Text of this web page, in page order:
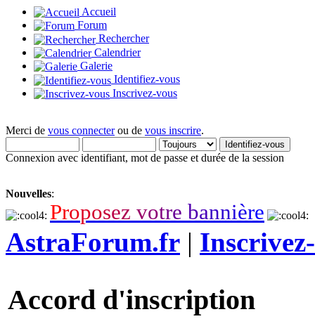
Accueil
Forum
Rechercher
Calendrier
Galerie
Identifiez-vous
Inscrivez-vous
Merci de vous connecterou de vous inscrire.
Connexion avec identifiant, mot de passe et durée de la session
Nouvelles:
Proposez votre bannière
AstraForum.fr |
Accord d'inscription